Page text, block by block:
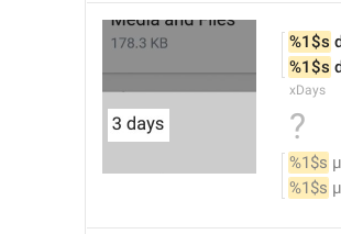
%1$s
%1$s
xDays
?
%1$s
%1$s